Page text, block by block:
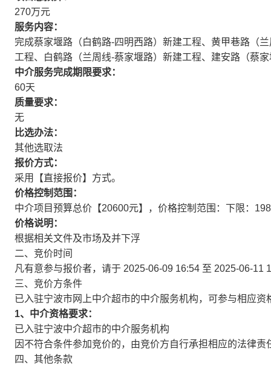
270万元
服务内容：
完成蔡家堰路（白鹤路-四明西路）新建工程、黄甲巷路（
工程、白鹤路（兰周线-蔡家堰路）新建工程、建安路（蔡
中介服务完成期限要求：
60天
质量要求：
无
比选办法：
其他选取法
报价方式：
采用【直接报价】方式。
价格控制范围：
中介项目预算总价【20600元】，价格控制范围：下限：
价格说明：
根据相关文件及市场及并下浮
二、竞价时间
凡有意参与报价者，请于 2025-06-09 16:54 至 2025-06-11
三、竞价方条件
已入驻宁波市网上中介超市的中介服务机构，可参与相应
1、中介资格要求：
已入驻宁波中介超市的中介服务机构
因不符合条件参加竞价的，由竞价方自行承担相应的法律责
四、其他条款